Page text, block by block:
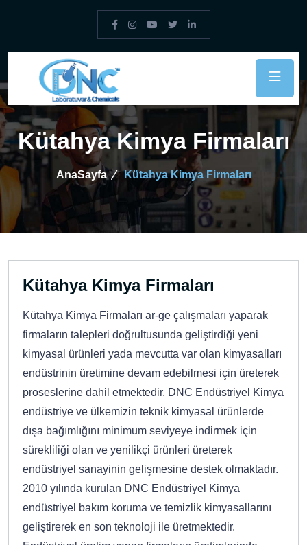
Kütahya Kimya Firmaları
AnaSayfa Kütahya Kimya Firmaları
Kütahya Kimya Firmaları
Kütahya Kimya Firmaları ar-ge çalışmaları yaparak
firmaların talepleri doğrultusunda geliştirdiği yeni
kimyasal ürünleri yada mevcutta var olan kimyasalları
endüstrinin üretimine devam edebilmesi için üreterek
proseslerine dahil etmektedir. DNC Endüstriyel Kimya
endüstriye ve ülkemizin teknik kimyasal ürünlerde
dışa bağımlığını minimum seviyeye indirmek için
sürekliliği olan ve yenilikçi ürünleri üreterek
endüstriyel sanayinin gelişmesine destek olmaktadır.
2010 yılında kurulan DNC Endüstriyel Kimya
endüstriyel bakım koruma ve temizlik kimyasallarını
geliştirerek en son teknoloji ile üretmektedir.